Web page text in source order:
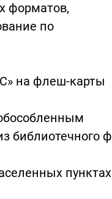
форматов,
по
на флеш-карты
библиотечного
пунктах